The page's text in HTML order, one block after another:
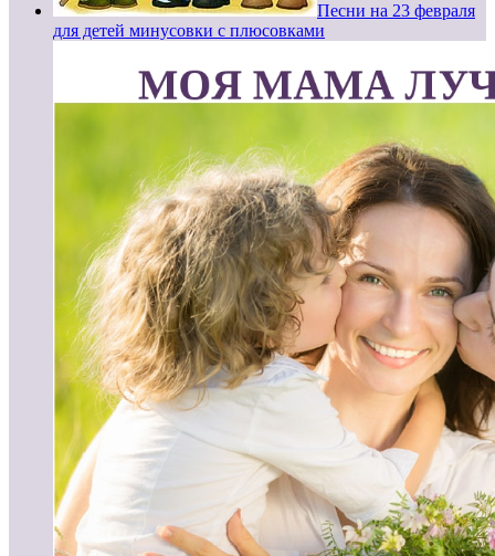
Песни на 23 февраля
для детей минусовки с плюсовками